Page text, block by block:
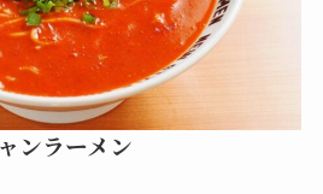
ンラーメン